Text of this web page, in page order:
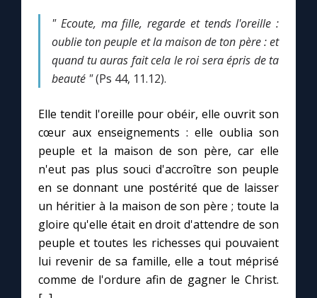
" Ecoute, ma fille, regarde et tends l'oreille :
oublie ton peuple et la maison de ton père : et
quand tu auras fait cela le roi sera épris de ta
beauté "(Ps 44, 11.12).
Elle tendit l'oreille pour obéir, elle ouvrit son
cœur aux enseignements : elle oublia son
peuple et la maison de son père, car elle
n'eut pas plus souci d'accroître son peuple
en se donnant une postérité que de laisser
un héritier à la maison de son père ; toute la
gloire qu'elle était en droit d'attendre de son
peuple et toutes les richesses qui pouvaient
lui revenir de sa famille, elle a tout méprisé
comme de l'ordure afin de gagner le Christ.